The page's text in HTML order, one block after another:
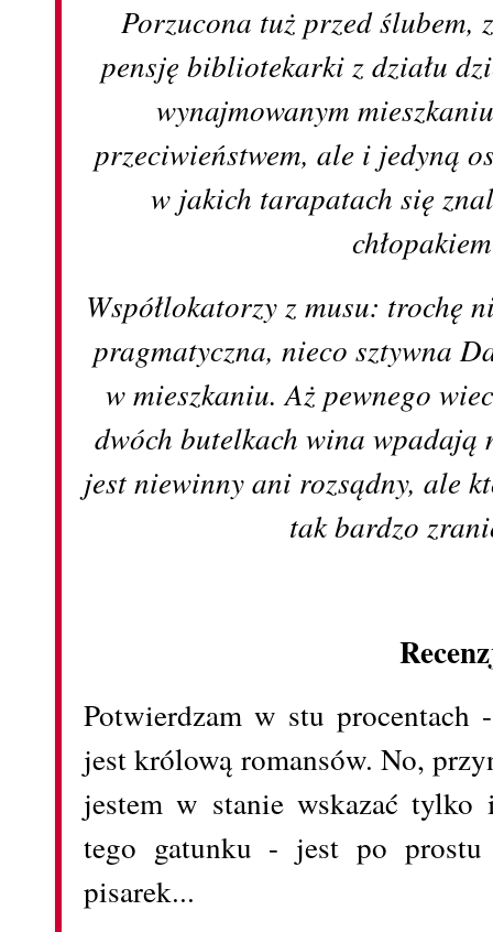
Porzucona tuż przed ślubem,
pensję bibliotekarki z działu
wynajmowanym
przeciwieństwem, ale i jedyną
w jakich tarapatach się
Współlokatorzy z musu: trochę
pragmatyczna, nieco sztywna
w mieszkaniu. Aż pewnego
dwóch butelkach wina wpadają
jest niewinny ani rozsądny, ale
tak bardzo
Potwierdzam w stu
jest królową romansów. No,
jestem w stanie wskazać
tego gatunku - jest po prostu
pisarek...